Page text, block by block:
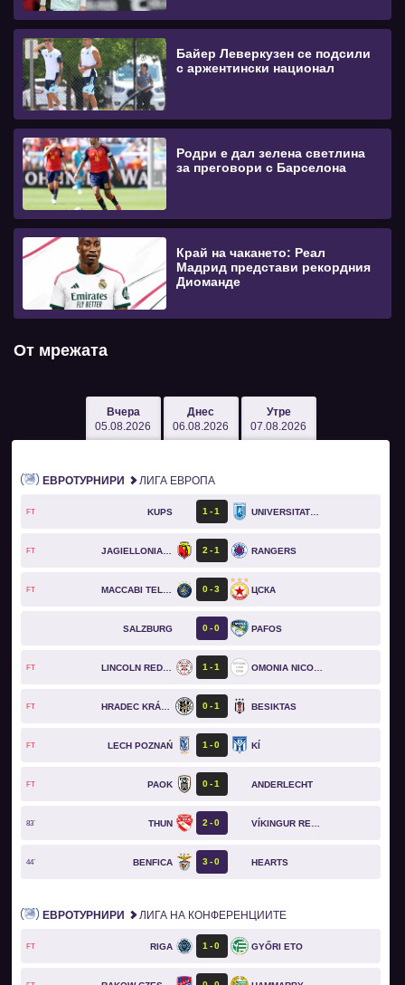
Байер Леверкузен се подсили
с аржентински национал
Родри е дал зелена светлина
за преговори с Барселона
Край на чакането: Реал
Мадрид представи рекордния
Диоманде
От мрежата
Вчера
05.08.2026
Днес
06.08.2026
Утре
07.08.2026
ЕВРОТУРНИРИ ЛИГА ЕВРОПА
FT KUPS 1 1 UNIVERSITATEA CRAIOVA
FT JAGIELLONIA BIAŁYSTOK 2 1 RANGERS
FT 0 3 ЦСКА
SALZBURG 0 0 PAFOS
FT LINCOLN RED IMPS 1 1 OMONIA NICOSIA
FT HRADEC KRÁLOVÉ 0 1 BESIKTAS
FT LECH POZNAŃ 1 0 KÍ
FT PAOK 0 1 ANDERLECHT
83` THUN 2 0
44` BENFICA 3 0 HEARTS
ЕВРОТУРНИРИ ЛИГА НА КОНФЕРЕНЦИИТЕ
FT RIGA 1 0 GYŐRI ETO